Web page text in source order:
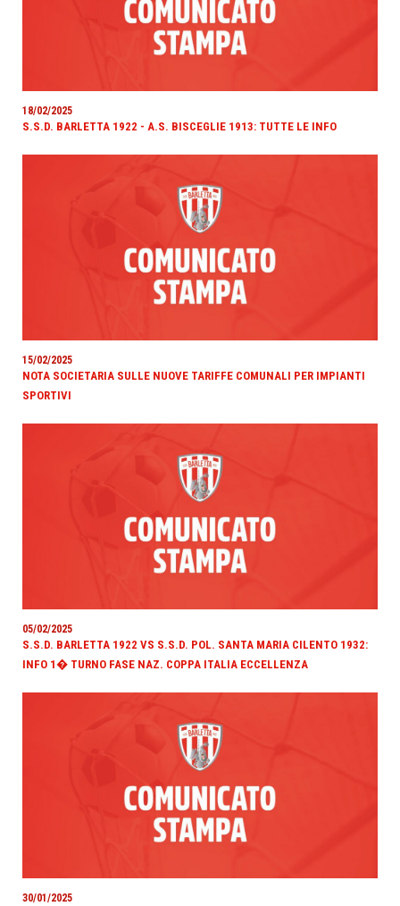
18/02/2025
S.S.D. BARLETTA 1922 - A.S. BISCEGLIE 1913: TUTTE LE INFO
15/02/2025
NOTA SOCIETARIA SULLE NUOVE TARIFFE COMUNALI PER IMPIANTI
SPORTIVI
05/02/2025
S.S.D. BARLETTA 1922 VS S.S.D. POL. SANTA MARIA CILENTO 1932:
INFO 1� TURNO FASE NAZ. COPPA ITALIA ECCELLENZA
30/01/2025